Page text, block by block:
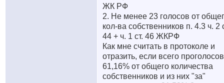
ЖК РФ
2. Не менее 23 голосов от
кол-ва собственников п. 4.3 ч. 2
44 + ч. 1 ст. 46 ЖКРФ
Как мне считать в протоколе и
отразить, если всего
61,16% от общего количества
собственников и из них "за"